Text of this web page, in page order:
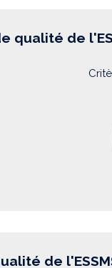
o
qualité de
de